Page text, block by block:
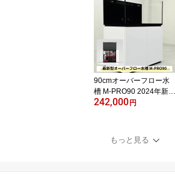
ューンキューブ：海水
魚・サンゴ飼育に最適な
オールインワンセット
90cmオーバーフロー水
槽 M-PRO90 2024年新型
全国配送対応 キャビネッ
242,000円
もっと見る